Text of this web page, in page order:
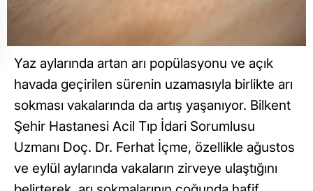
Yaz aylarında artan arı popülasyonu ve açık
havada geçirilen sürenin uzamasıyla birlikte arı
sokması vakalarında da artış yaşanıyor. Bilkent
Şehir Hastanesi Acil Tıp İdari Sorumlusu
Uzmanı Doç. Dr. Ferhat İçme, özellikle ağustos
ve eylül aylarında vakaların zirveye ulaştığını